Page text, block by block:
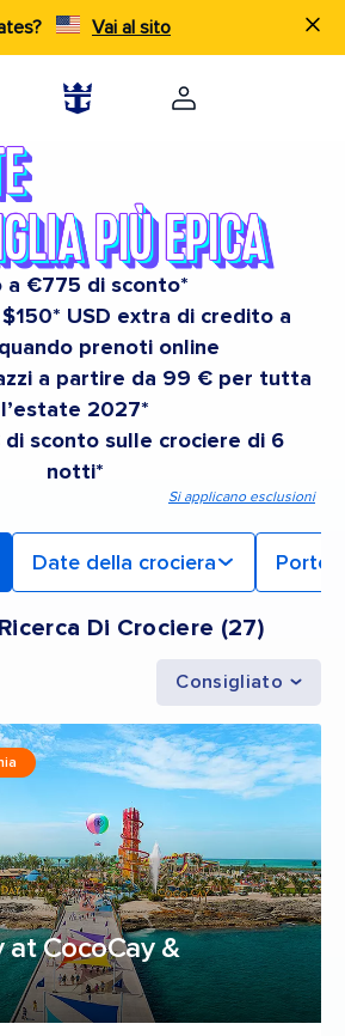
Vai al sito
a €775 di sconto*
USD extra di credito a
prenoti online
a partire da 99 € per tutta
l’estate 2027*
di sconto sulle crociere di 6
notti*
Si applicano esclusioni
Date della crociera Porto
Di Crociere (27)
Consigliato
at CocoCay &